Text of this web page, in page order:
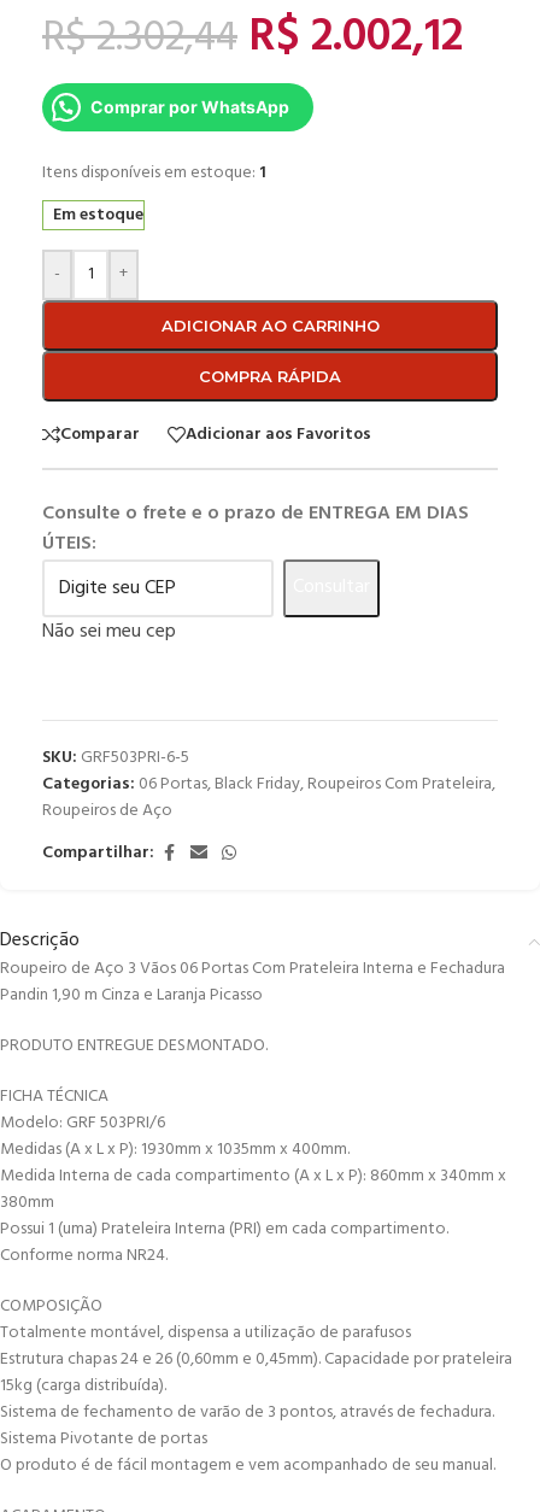
R$2.302,44 R$2.002,12
Comprar por WhatsApp
Itens disponíveis em estoque: 1
Em estoque
- +
ADICIONAR AO CARRINHO
COMPRA RÁPIDA
Comparar Adicionar aos Favoritos
Consulte o frete e o prazo de ENTREGA EM DIAS
ÚTEIS:
Não sei meu cep
SKU: GRF503PRI-6-5
Categorias: 06 Portas,Black Friday,Roupeiros Com Prateleira,
Roupeiros de Aço
Compartilhar:
Descrição
Roupeiro de Aço 3 Vãos 06 Portas Com Prateleira Interna e Fechadura
Pandin 1,90 m Cinza e Laranja Picasso
PRODUTO ENTREGUE DESMONTADO.
FICHA TÉCNICA
Modelo: GRF 503PRI/6
Medidas (A x L x P): 1930mm x 1035mm x 400mm.
Medida Interna de cada compartimento (A x L x P): 860mm x 340mm x
380mm
Possui 1 (uma) Prateleira Interna (PRI) em cada compartimento.
Conforme norma NR24.
COMPOSIÇÃO
Totalmente montável, dispensa a utilização de parafusos
Estrutura chapas 24 e 26 (0,60mm e 0,45mm). Capacidade por prateleira
15kg (carga distribuída).
Sistema de fechamento de varão de 3 pontos, através de fechadura.
Sistema Pivotante de portas
O produto é de fácil montagem e vem acompanhado de seu manual.